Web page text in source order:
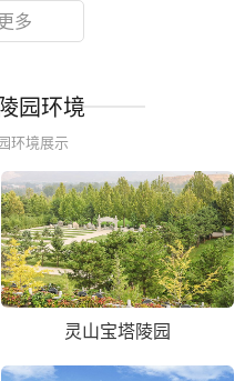
多
园环境
环境展示
灵山宝塔陵园